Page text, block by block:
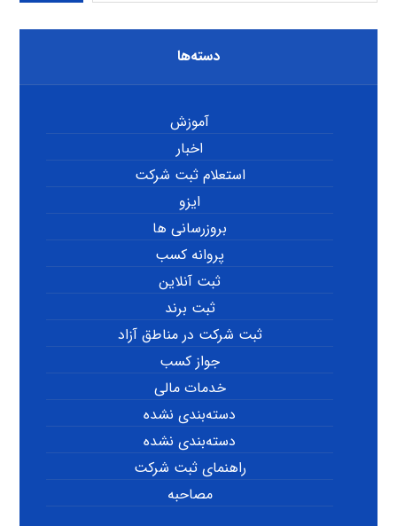
دسته‌ها
آموزش
اخبار
استعلام ثبت شرکت
ایزو
بروزرسانی ها
پروانه کسب
ثبت آنلاین
ثبت برند
ثبت شرکت در مناطق آزاد
جواز کسب
خدمات مالی
دسته‌بندی نشده
دسته‌بندی نشده
راهنمای ثبت شرکت
مصاحبه